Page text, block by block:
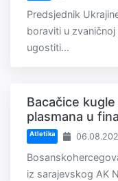
Predsjednik
boraviti u
ugostiti...
Bacačice
plasmana u
Atletika
iz sarajevskog AK